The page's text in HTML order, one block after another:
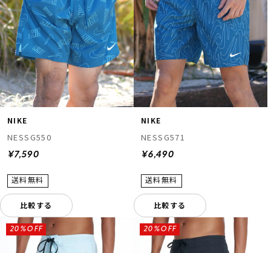
NIKE
NESSG550
¥7,590
比較する
NIKE
NESSG571
¥6,490
比較する
20%OFF 20%OFF